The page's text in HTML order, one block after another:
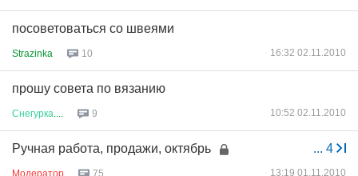
посоветоваться со швеями
Strazinka 10 16:32 02.11.2010
прошу совета по вязанию
Снегурка 9 10:52 02.11.2010
... 4
Ручная работа, продажи, октябрь
Модератор 75 13:19 01.11.2010